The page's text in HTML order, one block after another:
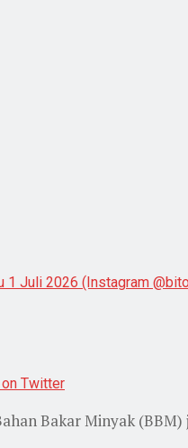
1 Juli 2026 (Instagram
Twitter
Bakar Minyak (BBM)